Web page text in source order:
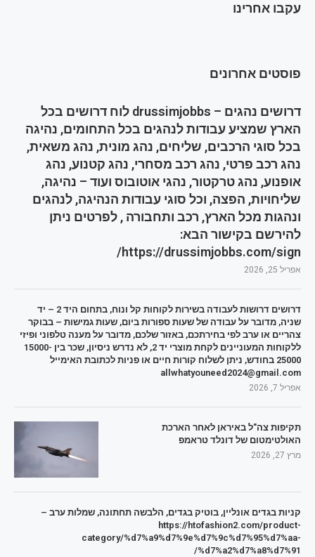
עקבו אחרינו
פוסטים אחרונים
דרושים נהגים – drussimjobbs לוח דרושים בכל
הארץ שמציע עבודות לנהגים בכל התחומים, נהיגה
בכל סוגי הרכבים, שליחים, נהג מונית, נהג משאית,
נהג רכב פרטי, נהג רכב מסחרי, נהג קטנוע, נהג
אופנוע, נהג טרקטור, נהגי אוטובוס ועוד – נהיגה,
שליחויות, הפצה, וכל סוגי עבודות הנהיגה, לנהגים
ונהגות מכל הארץ, רכב ותחבורה , לפרטים ניתן
להירשם בקישור הבא:
https://drussimjobbs.com/sign/
אפריל 25, 2026
דרושים דרושות לעבודה בשירות לקוחות קל ונוח, בתחום היד 2 – יד
שניה, מדובר על עבודה של שעות ספורות ביום, שעות גמישות – בבוקר
צהריים או ערב לפי בחירתכם, באזור שלכם, מדובר על מענה טלפוני ופיזי
ללקוחות המעוניינים לקחת מוצרי יד 2, לא נדרש ניסיון, שכר בין 15000-
25000 בחודש, ניתן לשלוח קורות חיים או פניות לכתובת האימייל
allwhatyouneed2024@gmail.com
אפריל 7, 2026
תקיפות צה"ל באיראן לאחר הארכת
האולטימטום של דונלד טראמפ
מרץ 27, 2026
קניות בגדים אונליין, בוטיק בגדים, הלבשה תחתונה, שמלות ערב –
https://htofashion2.com/product-
category/%d7%a9%d7%9e%d7%9c%d7%95%d7%aa-
%d7%a2%d7%a8%d7%91/